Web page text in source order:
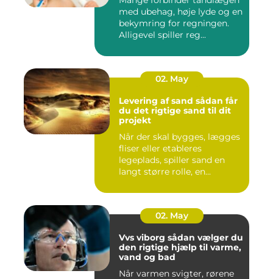
med ubehag, høje lyde og en
bekymring for regningen.
Alligevel spiller reg...
02. May
Levering af sand sådan får
du det rigtige sand til dit
projekt
Når der skal bygges, lægges
fliser eller etableres
legeplads, spiller sand en
langt større rolle, en...
02. May
Vvs viborg sådan vælger du
den rigtige hjælp til varme,
vand og bad
Når varmen svigter, rørene